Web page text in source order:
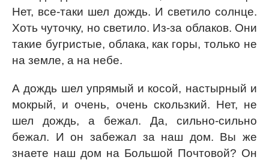
Нет, все-таки шел дождь. И светило солнце.
Хоть чуточку, но светило. Из-за облаков. Они
такие бугристые, облака, как горы, только не
на земле, а на небе.
А дождь шел упрямый и косой, настырный и
мокрый, и очень, очень скользкий. Нет, не
шел дождь, а бежал. Да, сильно-сильно
бежал. И он забежал за наш дом. Вы же
знаете наш дом на Большой Почтовой? Он